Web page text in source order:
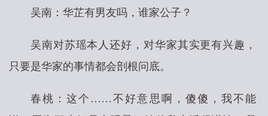
吴南：华芷有男友吗，谁家公子？
吴南对苏瑶本人还好，对华家其实更有兴趣，
只要是华家的事情都会剖根问底。
春桃：这个……不好意思啊，傻傻，我不能